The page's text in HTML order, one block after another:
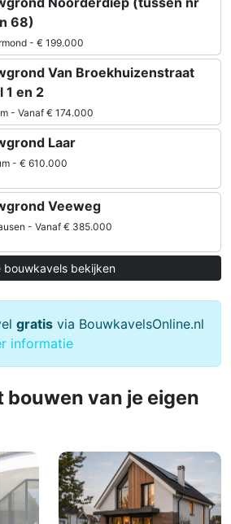
68)
- € 199.000
Van Broekhuizenstraat
1 en 2
- Vanaf € 174.000
Laar
- € 610.000
Veeweg
- Vanaf € 385.000
bouwkavels bekijken
gratis via BouwkavelsOnline.nl
informatie
bouwen van je eigen